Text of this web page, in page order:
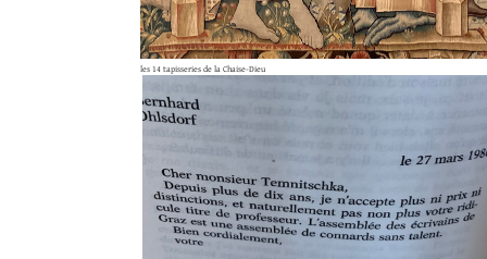
les 14 tapisseries de la Chaise-Dieu